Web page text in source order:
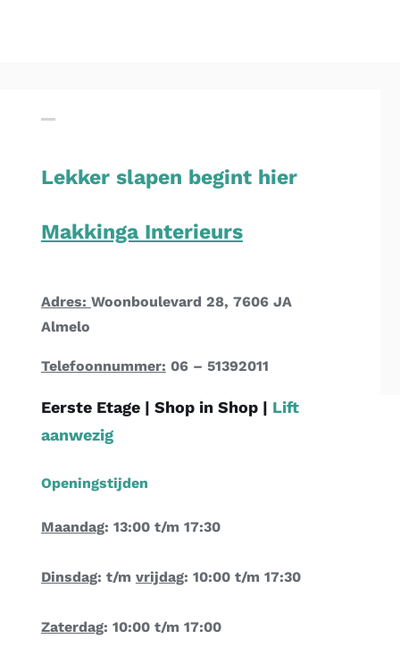
Lekker slapen begint hier
Makkinga Interieurs
Adres: Woonboulevard 28, 7606 JA
Almelo
Telefoonnummer: 06 – 51392011
Eerste Etage | Shop in Shop | Lift
aanwezig
Openingstijden
Maandag: 13:00 t/m 17:30
Dinsdag: t/m vrijdag: 10:00 t/m 17:30
Zaterdag: 10:00 t/m 17:00